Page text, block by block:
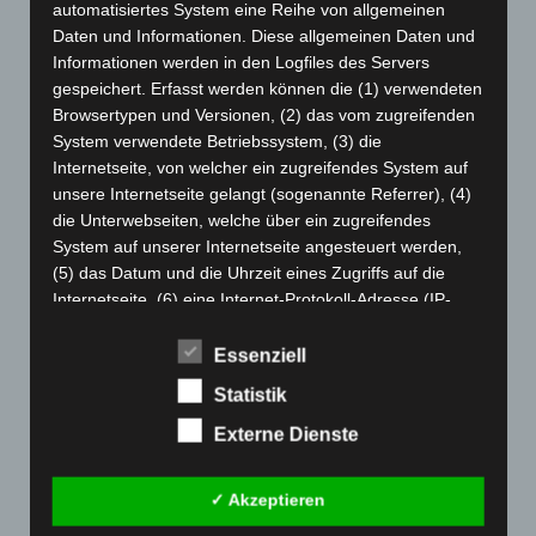
Februar 2024(103)
Januar 2024 (111)
Dezember 2023 (130)
November 2023(130)
Oktober 2023(114)
September 2023
(133)
August 2023(134)
Juli 2023(118)
Juni 2023(142)
(154)
Januar 2023(140)
automatisiertes System eine Reihe von allgemeinen
Daten und Informationen. Diese allgemeinen Daten und
Informationen werden in den Logfiles des Servers
gespeichert. Erfasst werden können die (1) verwendeten
Browsertypen und Versionen, (2) das vom zugreifenden
System verwendete Betriebssystem, (3) die
Internetseite, von welcher ein zugreifendes System auf
unsere Internetseite gelangt (sogenannte Referrer), (4)
die Unterwebseiten, welche über ein zugreifendes
System auf unserer Internetseite angesteuert werden,
(5) das Datum und die Uhrzeit eines Zugriffs auf die
Internetseite, (6) eine Internet-Protokoll-Adresse (IP-
zugreifenden Systems und (8) sonstige ähnliche Daten
und Informationen, die der Gefahrenabwehr im Falle von
Angriffen auf unsere informationstechnologischen
Informationen ziehen wird keine Rückschlüsse auf die
betroffene Person. Diese Informationen werden vielmehr
Essenziell
Statistik
Externe Dienste
✓ Akzeptieren